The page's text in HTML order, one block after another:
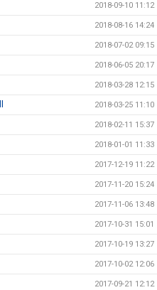
2018-09-10 11:12
2018-08-16 14:24
2018-07-02 09:15
2018-06-05 20:17
2018-03-28 12:15
2018-03-25 11:10
2018-02-11 15:37
2018-01-01 11:33
2017-12-19 11:22
2017-11-20 15:24
2017-11-06 13:48
2017-10-31 15:01
2017-10-19 13:27
2017-10-02 12:06
2017-09-21 12:12